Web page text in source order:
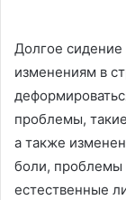
Долгое
изменениям в
проблемы,
а также
боли, проблемы
естественные